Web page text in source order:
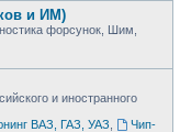
и ИМ)
форсунок, Шим,
и иностранного
ВАЗ, ГАЗ, УАЗ
Чип-